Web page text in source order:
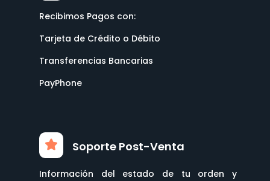
Recibimos Pagos con:
Tarjeta de Crédito o Débito
Transferencias Bancarias
PayPhone
Soporte Post-Venta
Información del estado de tu orden y